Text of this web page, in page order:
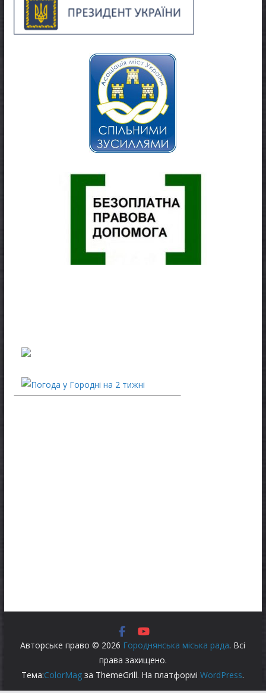
Авторське право © 2026 Городнянська міська рада. Всі
права захищено.
Тема:ColorMag за ThemeGrill. На платформіWordPress.